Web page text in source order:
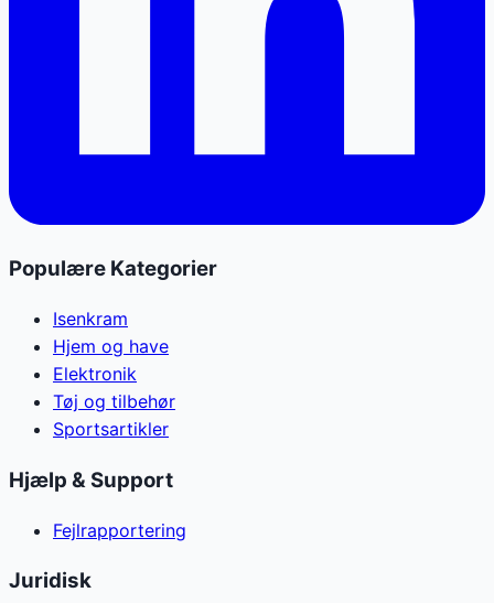
Populære Kategorier
Isenkram
Hjem og have
Elektronik
Tøj og tilbehør
Sportsartikler
Hjælp & Support
Fejlrapportering
Juridisk